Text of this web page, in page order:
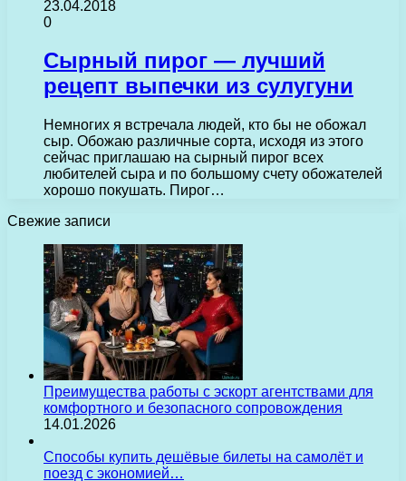
23.04.2018
0
Сырный пирог — лучший
рецепт выпечки из сулугуни
Немногих я встречала людей, кто бы не обожал
сыр. Обожаю различные сорта, исходя из этого
сейчас приглашаю на сырный пирог всех
любителей сыра и по большому счету обожателей
хорошо покушать. Пирог…
Свежие записи
Преимущества работы с эскорт агентствами для
комфортного и безопасного сопровождения
14.01.2026
Способы купить дешёвые билеты на самолёт и
поезд с экономией…